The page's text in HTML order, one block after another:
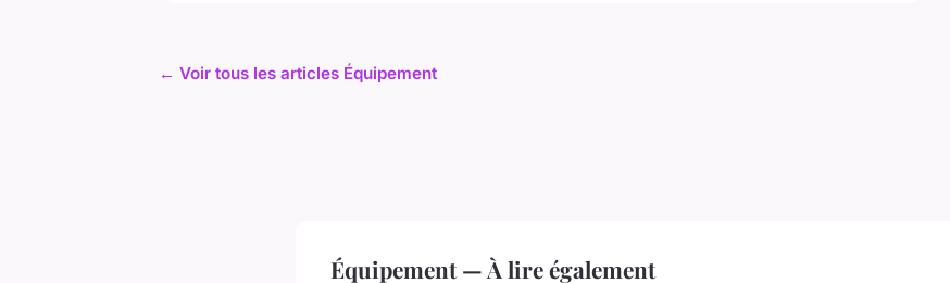
← Voir tous les articles Équipement
Équipement — À lire également